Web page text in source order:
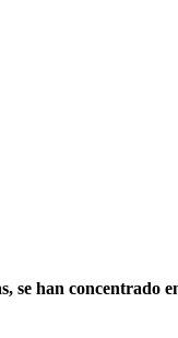
se han concentrado